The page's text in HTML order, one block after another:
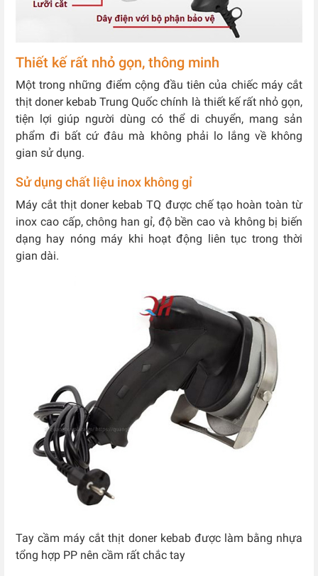
Thiết kế rất nhỏ gọn, thông minh
Một trong những điểm cộng đầu tiên của chiếc máy cắt
thịt doner kebab Trung Quốc chính là thiết kế rất nhỏ gọn,
tiện lợi giúp người dùng có thể di chuyển, mang sản
phẩm đi bất cứ đâu mà không phải lo lắng về không
gian sử dụng.
Sử dụng chất liệu inox không gỉ
Máy cắt thịt doner kebab TQ được chế tạo hoàn toàn từ
inox cao cấp, chông han gỉ, độ bền cao và không bị biến
dạng hay nóng máy khi hoạt động liên tục trong thời
gian dài.
Tay cầm máy cắt thịt doner kebab được làm bằng nhựa
tổng hợp PP nên cầm rất chắc tay